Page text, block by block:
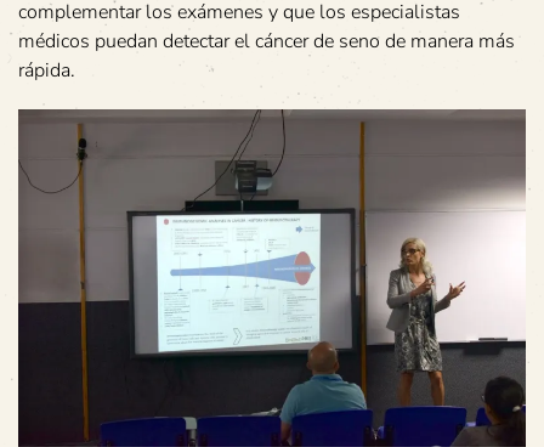
complementar los exámenes y que los especialistas
médicos puedan detectar el cáncer de seno de manera más
rápida.